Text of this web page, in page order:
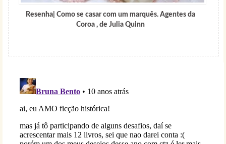
Resenha| Como se casar com um marquês. Agentes da
Coroa , de Julia Quinn